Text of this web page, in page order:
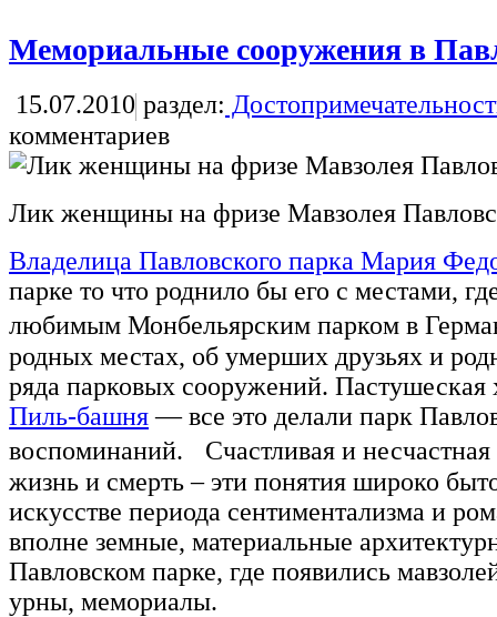
Мемориальные сооружения в
15.07.2010 раздел:
комментариев
Лик женщины на фризе Мавзолея
Владелица Павловского парка Мария
парке то что роднило бы его с местами,
любимым Монбельярским парком в
родных местах, об умерших друзьях и
ряда парковых сооружений.
Пиль-башня— все это делали парк
воспоминаний. Счастливая и
жизнь и смерть – эти понятия широко
искусстве периода сентиментализма и
вполне земные, материальные
Павловском парке, где появились
урны, мемориалы.